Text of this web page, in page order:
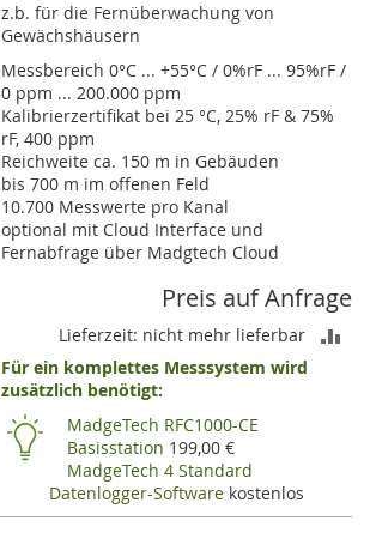
z.b. für die Fernüberwachung von
Gewächshäusern
Messbereich 0°C ... +55°C / 0%rF ... 95%rF /
0 ppm ... 200.000 ppm
Kalibrierzertifikat bei 25 °C, 25% rF & 75%
rF, 400 ppm
Reichweite ca. 150 m in Gebäuden
bis 700 m im offenen Feld
10.700 Messwerte pro Kanal
optional mit Cloud Interface und
Fernabfrage über Madgtech Cloud
Preis auf Anfrage
Lieferzeit: nicht mehr lieferbar
Für ein komplettes Messsystem wird
zusätzlich benötigt:
MadgeTech RFC1000-CE
Basisstation 199,00 €
MadgeTech 4 Standard
Datenlogger-Software kostenlos